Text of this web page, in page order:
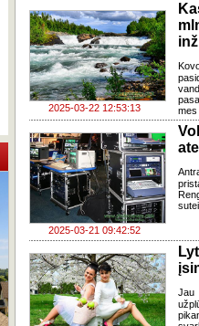
2025-03-22 12:53:13
mes
2025-03-21 09:42:52
Jau